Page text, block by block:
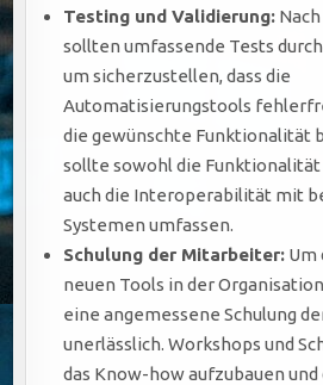
Testing und Validierung:
sollten umfassende Tests
um sicherzustellen, dass die
Automatisierungstools
die gewünschte Funktionalität
sollte sowohl die Funktionalität
auch die Interoperabilität mit
Systemen umfassen.
Schulung der Mitarbeiter: Um
neuen Tools in der
eine angemessene Schulung
unerlässlich. Workshops und
das Know-how aufzubauen und